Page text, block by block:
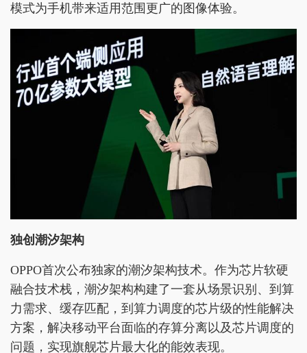
模式为手机带来适用范围更广的图像体验。
独创潮汐架构
OPPO首次公布独家的潮汐架构技术。作为芯片软硬
融合技术栈，潮汐架构构建了一套从场景识别、到算
力需求、缓存匹配，到算力调度的芯片级的性能解决
方案，解决移动平台面临的存算分离以及芯片调度的
问题，实现旗舰芯片最大化的能效表现。